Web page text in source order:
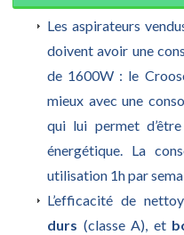
Les aspirateurs
doivent avoir une
de 1600W : le
mieux avec une
qui lui permet
énergétique. La
utilisation 1h par
L’efficacité de
durs (classe A), et